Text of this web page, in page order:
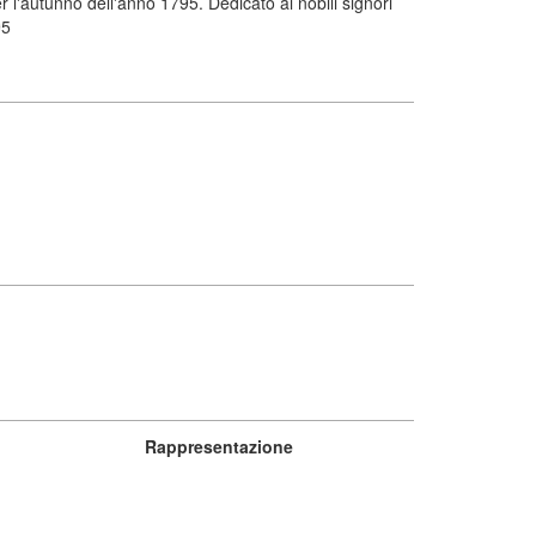
Rappresentazione